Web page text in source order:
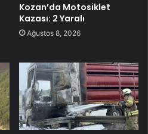
Kozan’da Motosiklet
Kazası: 2 Yaralı
Ağustos 8, 2026